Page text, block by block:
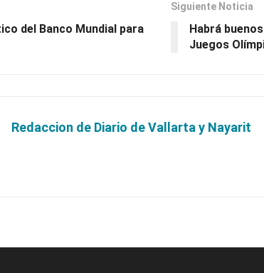
del Banco Mundial para
Siguiente Noticia
Habrá
Juegos
Redaccion de Diario de Vallarta y Nayarit